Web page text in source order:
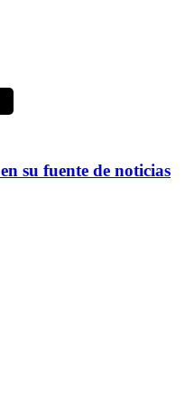
en su fuente de noticias